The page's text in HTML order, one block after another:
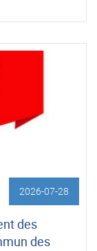
2026-07-28
des
des